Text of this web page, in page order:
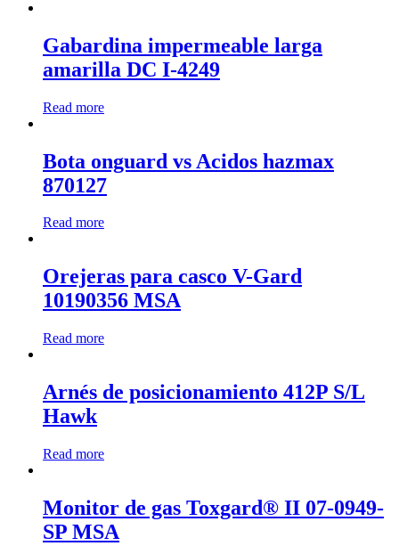
Gabardina impermeable larga
amarilla DC I-4249
Read more
Bota onguard vs Acidos hazmax
870127
Read more
Orejeras para casco V-Gard
10190356 MSA
Read more
Arnés de posicionamiento 412P S/L
Hawk
Read more
Monitor de gas Toxgard® II 07-0949-
SP MSA